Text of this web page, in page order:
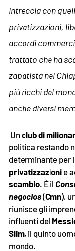
intreccia con
privatizzazioni,
accordi
trattato che ha
zapatista nel
più ricchi del
anche diversi
Un club di
politica restando
determinante per
privatizzazioni e
scambio. È il
negocios (Cmn),
riunisce gli
influenti del
Slim, il quinto
mondo.